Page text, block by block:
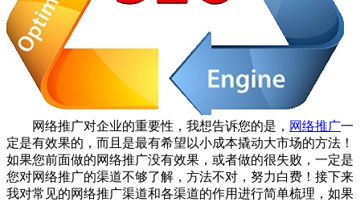
网络推广对企业的重要性，我想告诉您的是， 网络推广一
定是有效果的，而且是最有希望以小成本撬动大市场的方法！
如果您前面做的网络推广没有效果，或者做的很失败，一定是
您对网络推广的渠道不够了解，方法不对，努力白费！接下来
我对常见的网络推广渠道和各渠道的作用进行简单梳理，如果